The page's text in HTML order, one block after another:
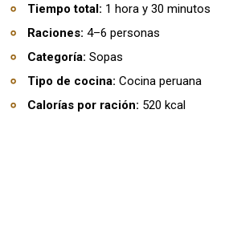
Tiempo total: 1 hora y 30 minutos
Raciones: 4–6 personas
Categoría: Sopas
Tipo de cocina: Cocina peruana
Calorías por ración: 520 kcal